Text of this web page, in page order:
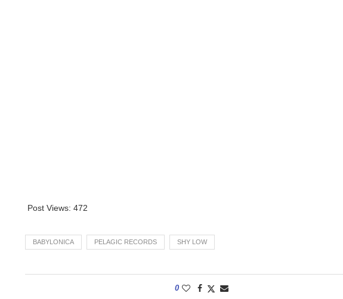
Post Views: 472
BABYLONICA PELAGIC RECORDS SHY LOW
0